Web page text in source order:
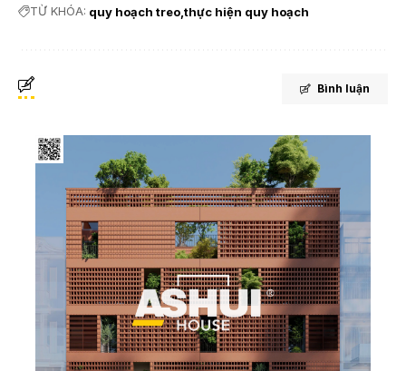
TỪ KHÓA: quy hoạch treo thực hiện quy hoạch
Bình luận